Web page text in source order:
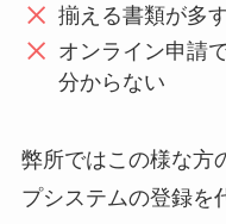
揃える書類が多
オンライン申請
分からない
弊所ではこの様な方
プシステムの登録を